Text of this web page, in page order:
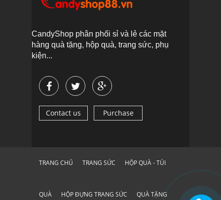
CandyShop phân phối sỉ và lẻ các mặt
hàng quà tặng, hộp quà, trang sức, phụ
kiện...
Contact us Purchase
TRANG CHỦ TRANG SỨC HỘP QUÀ - TÚI
QUÀ HỘP ĐỰNG TRANG SỨC QUÀ TẶNG